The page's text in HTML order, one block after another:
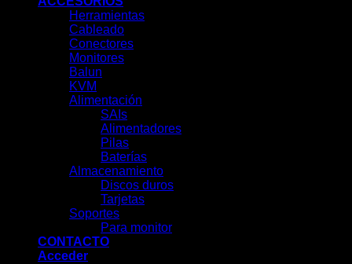
Herramientas
Cableado
Conectores
Monitores
Balun
KVM
Alimentación
SAIs
Alimentadores
Pilas
Baterías
Almacenamiento
Discos duros
Tarjetas
Soportes
Para monitor
CONTACTO
Acceder